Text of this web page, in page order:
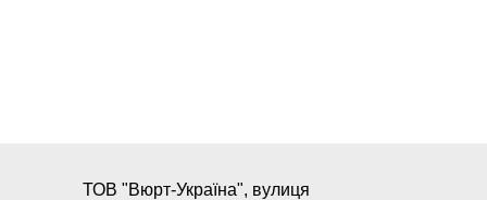
ТОВ "Вюрт-Україна", вулиця